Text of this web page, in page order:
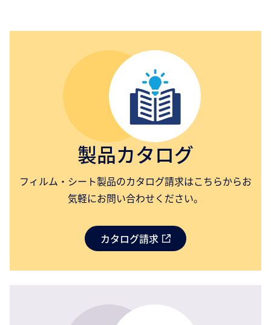
製品カタログ
フィルム・シート製品のカタログ請求はこちらからお
気軽にお問い合わせください。
カタログ請求